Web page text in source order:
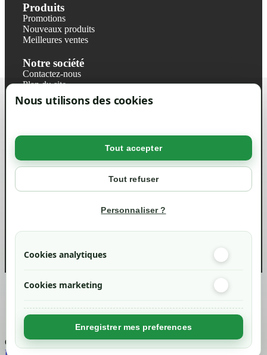
Nous utilisons des cookies
Tout accepter
Tout refuser
Personnaliser ?
Cookies analytiques
Cookies marketing
Enregistrer mes preferences
Produits
Promotions
Nouveaux produits
Meilleures ventes
Notre société
Contactez-nous
Plan du site
Magasin
Mentions légales
Politique de confidentialité RGPD
Votre compte
info@green-tech-shop.com
Created byNageoconcept
Chargement...
Retour en haut